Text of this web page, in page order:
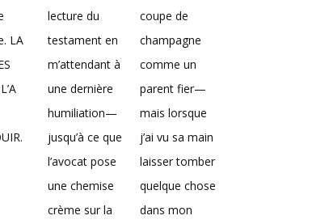
LA
lecture du
testament en
m’attendant à
une dernière
humiliation—
jusqu’à ce que
l’avocat pose
une chemise
crème sur la
coupe de
champagne
comme un
parent fier—
mais lorsque
j’ai vu sa main
laisser tomber
quelque chose
dans mon